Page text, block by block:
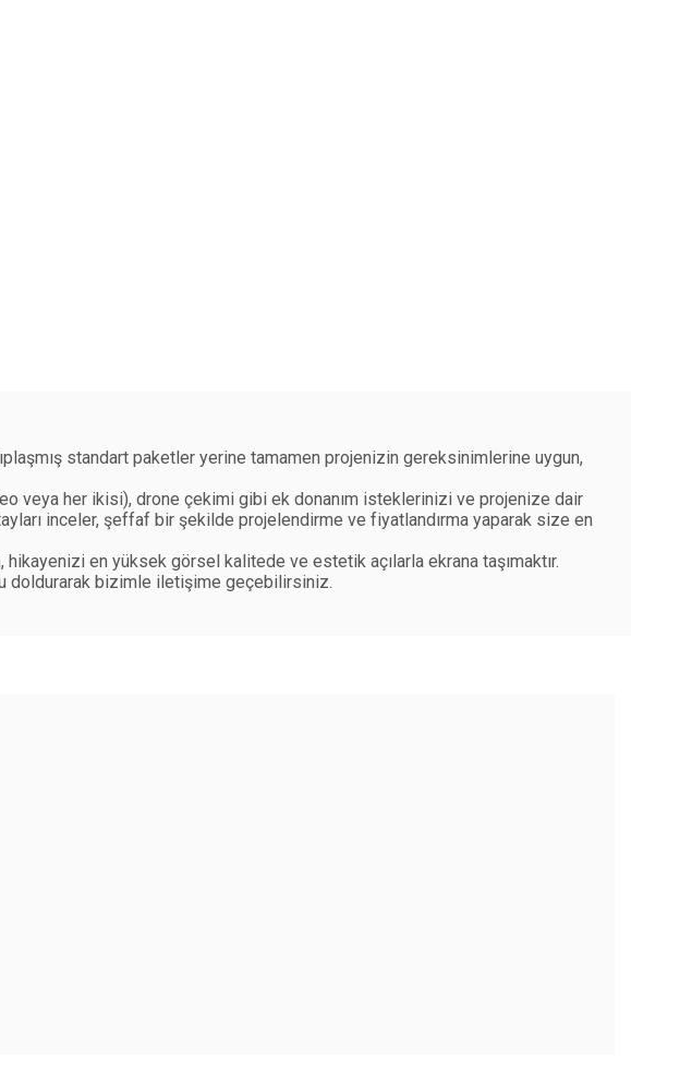
standart paketler yerine tamamen projenizin gereksinimlerine uygun,
veya her ikisi), drone çekimi gibi ek donanım isteklerinizi ve projenize dair
inceler, şeffaf bir şekilde projelendirme ve fiyatlandırma yaparak size en
en yüksek görsel kalitede ve estetik açılarla ekrana taşımaktır.
doldurarak bizimle iletişime geçebilirsiniz.